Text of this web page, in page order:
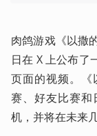
肉鸽游戏《以撒
日在 X 上公布了
页面的视频。
赛、好友比赛和
机，并将在未来